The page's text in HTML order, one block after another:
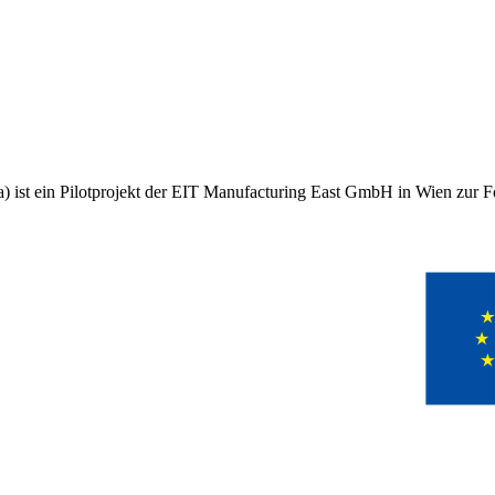
ein Pilotprojekt der EIT Manufacturing East GmbH in Wien zur